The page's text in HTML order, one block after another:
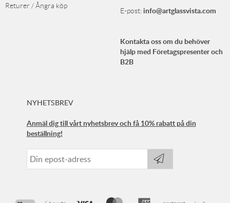
Returer / Ångra köp
E-post:info@artglassvista.com
Kontakta oss om du behöver
hjälp med Företagspresenter och
B2B
NYHETSBREV
Anmäl dig till vårt nyhetsbrev och få 10% rabatt på din
beställning!